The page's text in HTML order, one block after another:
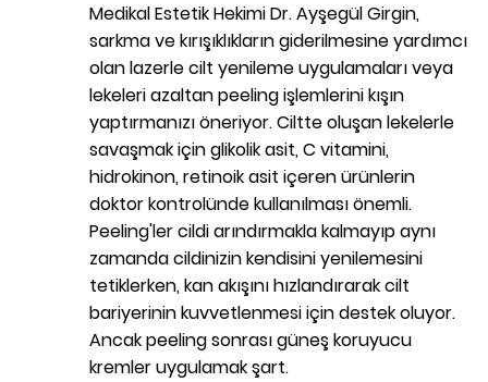
Medikal Estetik Hekimi Dr. Ayşegül Girgin,
sarkma ve kırışıklıkların giderilmesine yardımcı
olan lazerle cilt yenileme uygulamaları veya
lekeleri azaltan peeling işlemlerini kışın
yaptırmanızı öneriyor. Ciltte oluşan lekelerle
savaşmak için glikolik asit, C vitamini,
hidrokinon, retinoik asit içeren ürünlerin
doktor kontrolünde kullanılması önemli.
Peeling'ler cildi arındırmakla kalmayıp aynı
zamanda cildinizin kendisini yenilemesini
tetiklerken, kan akışını hızlandırarak cilt
bariyerinin kuvvetlenmesi için destek oluyor.
Ancak peeling sonrası güneş koruyucu
kremler uygulamak şart.